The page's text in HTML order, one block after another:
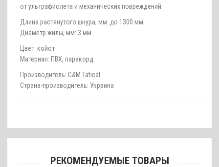
от ультрафиолета и механических повреждений.
Длина растянутого шнура, мм: до 1300 мм
Диаметр жилы, мм: 3 мм
Цвет: койот
Материал: ПВХ, паракорд
Производитель: С&M Tatical
Страна-производитель: Украина
РЕКОМЕНДУЕМЫЕ ТОВАРЫ